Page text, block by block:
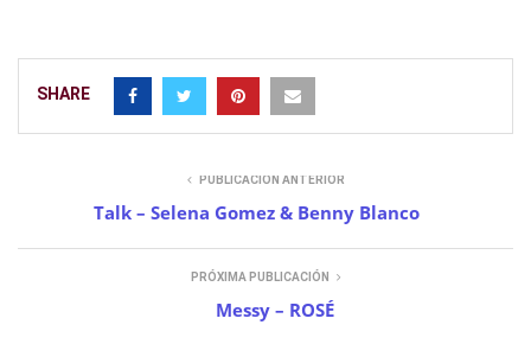
SHARE
PUBLICACIÓN ANTERIOR
Talk – Selena Gomez & Benny Blanco
PRÓXIMA PUBLICACIÓN
Messy – ROSÉ